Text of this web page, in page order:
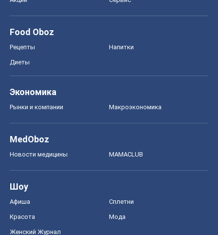
Food Oboz
Рецепты Напитки
Диеты
Экономика
Рынки и компании Mакроэкономика
MedOboz
Новости медицины MAMACLUB
Шоу
Афиша Сплетни
Красота Мода
Женский Журнал